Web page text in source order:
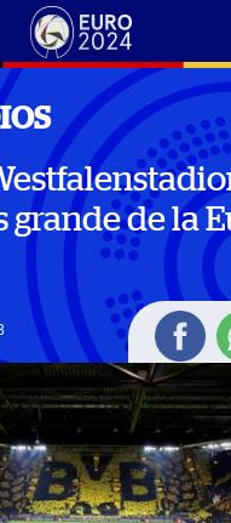
grande de la